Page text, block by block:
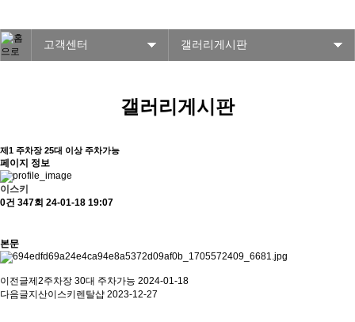
고객센터 갤러리게시판
갤러리게시판
제1 주차장 25대 이상 주차가능
페이지 정보
이스키
0건 347회 24-01-18 19:07
본문
이전글제2주차장 30대 주차가능 2024-01-18
다음글지산이스키렌탈샵 2023-12-27